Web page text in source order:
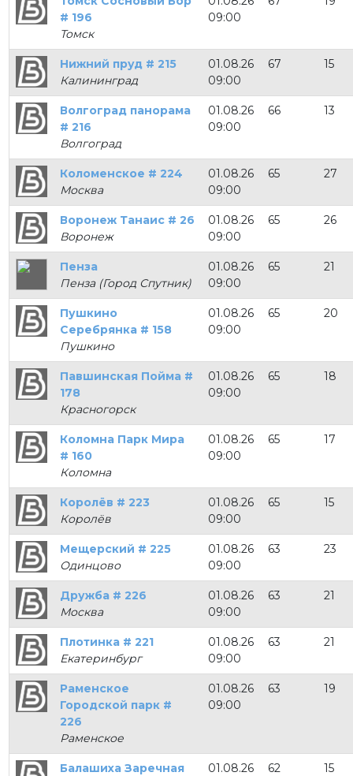
# 196
Томск
09:00
Нижний пруд # 215
Калининград
01.08.26
09:00
67 15
Волгоград панорама
# 216
Волгоград
01.08.26
09:00
66 13
Коломенское # 224
Москва
01.08.26
09:00
65 27
Воронеж Танаис # 26
Воронеж
01.08.26
09:00
65 26
Пенза
Пенза (Город Спутник)
01.08.26
09:00
65 21
Пушкино
Серебрянка # 158
Пушкино
01.08.26
09:00
65 20
Павшинская Пойма #
178
Красногорск
01.08.26
09:00
65 18
Коломна Парк Мира
# 160
Коломна
01.08.26
09:00
65 17
Королёв # 223
Королёв
01.08.26
09:00
65 15
Мещерский # 225
Одинцово
01.08.26
09:00
63 23
Дружба # 226
Москва
01.08.26
09:00
63 21
Плотинка # 221
Екатеринбург
01.08.26
09:00
63 21
Раменское
Городской парк #
226
Раменское
01.08.26
09:00
63 19
Балашиха Заречная
01.08.26
62 15